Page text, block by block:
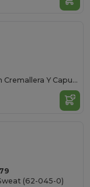
Stone Kids Sudadera Con Cremallera Y Capucha
(62-045-0)